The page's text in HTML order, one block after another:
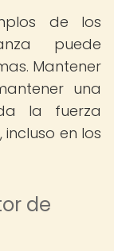
de los
puede
Mantener
una
la fuerza
en los
de